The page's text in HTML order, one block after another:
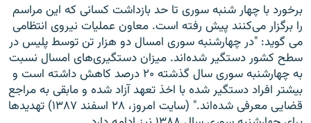
برخورد با چهار شنبه سوری تا حد بازداشت کسانی که این مراسم
را برگزار می‌کنند پیش رفته است. معاون عملیات نیروی انتظامی
می گوید: "در چهارشنبه سوری امسال دو هزار تن توسط پلیس در
سطح كشور دستگیر شده‌اند. میزان دستگیری‌های امسال نسبت
به چهارشنبه سوری سال گذشته ۲۰ درصد كاهش داشته است و
بیشتر افراد دستگیر شده با اخذ تعهد آزاد شده و مابقی به مراجع
قضایی معرفی شده‌اند." (سایت امروز، ۲۸ اسفند ۱۳۸۷) تهدیدها